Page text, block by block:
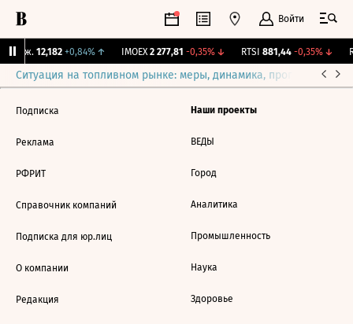
Войти
Бирж. 12,182 +0,84%↑ IMOEX 2 277,81 -0,35%↓ RTSI 881,44 -0,35%↓
Ситуация на топливном рынке: меры, динамика, прогнозы
Подписка
Реклама
РФРИТ
Справочник компаний
Подписка для юр.лиц
О компании
Редакция
Наши проекты
ВЕДЫ
Город
Аналитика
Промышленность
Наука
Здоровье